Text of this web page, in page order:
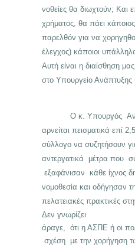
νοθείες θα διωχτούν; Και
χρήματος, θα πάει
παρελθόν για να
έλεγχος) κάποιοι
Αυτή είναι η διαίσθηση
στο Υπουργείο Ανάπτυξης
Ο κ. Υπουργός
αρνείται πεισματικά επί
σύλλογο να συζητήσουν
αντεργατικά μέτρα που
εξαφάνισαν κάθε ίχνος
νομοθεσία και οδήγησαν
πελατειακές πρακτικές
Δεν γνωρίζει
άραγε, ότι η ΑΣΠΕ ή οι
σχέση με την χορήγηση